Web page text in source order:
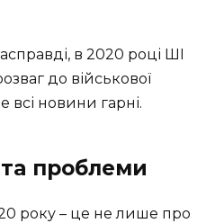
в 2020 році ШІ
до військової
всі новини гарні.
проблеми
року – це не лише про